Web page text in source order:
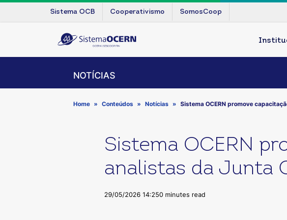
Sistema OCB Cooperativismo SomosCoop
NOTÍCIAS
Home Conteúdos Notícias Sistema OCERN promove
Sistema OCERN
analistas da Junta
29/05/2026 14:250 minutes read